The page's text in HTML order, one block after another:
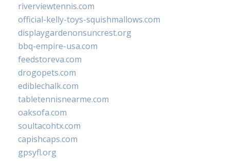
riverviewtennis.com
official-kelly-toys-squishmallows.com
displaygardenonsuncrest.org
bbq-empire-usa.com
feedstoreva.com
drogopets.com
ediblechalk.com
tabletennisnearme.com
oaksofa.com
soultacohtx.com
capishcaps.com
gpsyfl.org